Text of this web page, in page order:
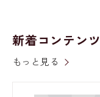
新着コンテンツ
もっと見る